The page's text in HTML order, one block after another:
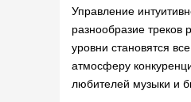
Управление
разнообразие треков
уровни становятся
атмосферу
любителей музыки и